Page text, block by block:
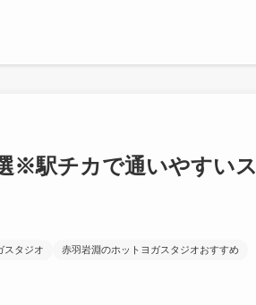
※駅チカで通いやすいス
スタジオ
赤羽岩淵のホットヨガスタジオおすすめ